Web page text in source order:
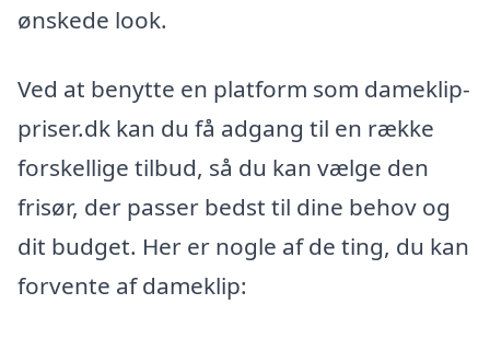
ønskede look.
Ved at benytte en platform som dameklip-
priser.dk kan du få adgang til en række
forskellige tilbud, så du kan vælge den
frisør, der passer bedst til dine behov og
dit budget. Her er nogle af de ting, du kan
forvente af dameklip: